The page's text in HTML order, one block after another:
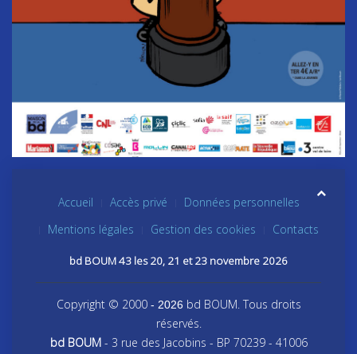
Accueil Accès privé
Données personnelles
Mentions légales
Gestion des cookies Contacts
bd BOUM 43 les 20, 21 et 23 novembre 2026
Copyright © 2000- 2026 bd BOUM. Tous droits
réservés.
bd BOUM- 3 rue des Jacobins - BP 70239 - 41006